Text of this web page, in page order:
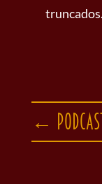
truncados.
←